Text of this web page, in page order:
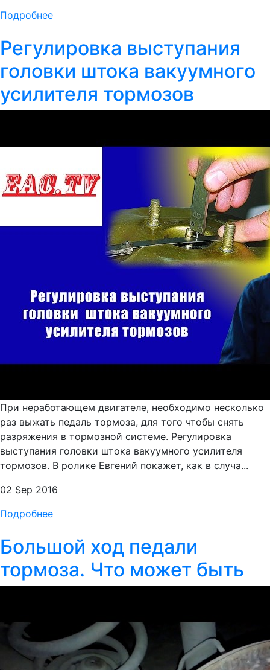
Подробнее
Регулировка выступания
головки штока вакуумного
усилителя тормозов
При неработающем двигателе, необходимо несколько
раз выжать педаль тормоза, для того чтобы снять
разряжения в тормозной системе. Регулировка
выступания головки штока вакуумного усилителя
тормозов. В ролике Евгений покажет, как в случа...
02 Sep 2016
Подробнее
Большой ход педали
тормоза. Что может быть